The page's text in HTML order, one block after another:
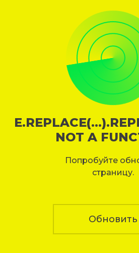
NOT A
Попробуйте
страницу.
Обновить